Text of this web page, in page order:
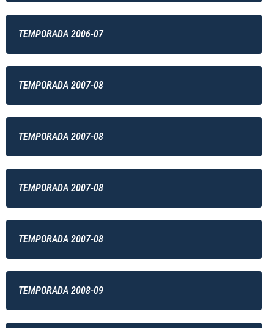
TEMPORADA 2006-07
TEMPORADA 2007-08
TEMPORADA 2007-08
TEMPORADA 2007-08
TEMPORADA 2007-08
TEMPORADA 2008-09